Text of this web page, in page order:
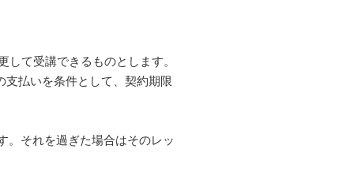
て受講できるものとします。
払いを条件として、契約期限
。それを過ぎた場合はそのレッ